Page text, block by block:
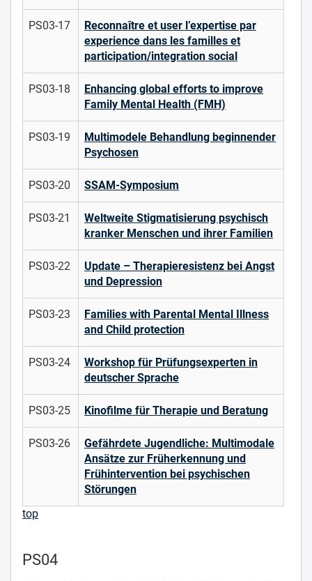
PS03-17
Reconnaître et user l’expertise par
experience dans les familles et
participation/integration social
PS03-18
Enhancing global efforts to improve
Family Mental Health (FMH)
PS03-19
Multimodele Behandlung beginnender
Psychosen
PS03-20 SSAM-Symposium
PS03-21
Weltweite Stigmatisierung psychisch
kranker Menschen und ihrer Familien
PS03-22
Update – Therapieresistenz bei Angst
und Depression
PS03-23
Families with Parental Mental Illness
and Child protection
PS03-24
Workshop für Prüfungsexperten in
deutscher Sprache
PS03-25 Kinofilme für Therapie und Beratung
PS03-26
Gefährdete Jugendliche: Multimodale
Ansätze zur Früherkennung und
Frühintervention bei psychischen
Störungen
top
PS04